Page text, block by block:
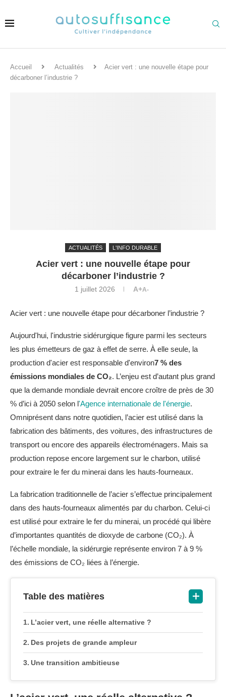
Accueil Actualités
Acier vert : une nouvelle étape pour
décarboner l’industrie ?
ACTUALITÉS L'INFO DURABLE
Acier vert : une nouvelle étape pour
décarboner l’industrie ?
1 juillet 2026 A+A-
Acier vert : une nouvelle étape pour décarboner l’industrie ?
Aujourd'hui, l'industrie sidérurgique figure parmi les secteurs
les plus émetteurs de gaz à effet de serre. À elle seule, la
production d'acier est responsable d'environ7 % des
émissions mondiales de CO₂. L’enjeu est d’autant plus grand
que la demande mondiale devrait encore croître de près de 30
% d’ici à 2050 selon l'Agence internationale de l'énergie.
Omniprésent dans notre quotidien, l’acier est utilisé dans la
fabrication des bâtiments, des voitures, des infrastructures de
transport ou encore des appareils électroménagers. Mais sa
production repose encore largement sur le charbon, utilisé
pour extraire le fer du minerai dans les hauts-fourneaux.
La fabrication traditionnelle de l’acier s’effectue principalement
dans des hauts-fourneaux alimentés par du charbon. Celui-ci
est utilisé pour extraire le fer du minerai, un procédé qui libère
d’importantes quantités de dioxyde de carbone (CO₂). À
l’échelle mondiale, la sidérurgie représente environ 7 à 9 %
des émissions de CO₂ liées à l’énergie.
Table des matières
L’acier vert, une réelle alternative ?
Des projets de grande ampleur
Une transition ambitieuse